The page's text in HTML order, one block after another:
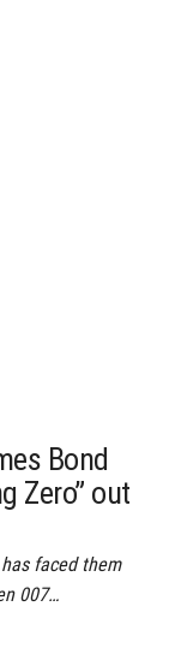
Bond
Zero” out
faced them
007…